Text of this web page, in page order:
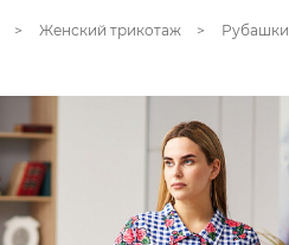
Женский трикотаж Рубашки